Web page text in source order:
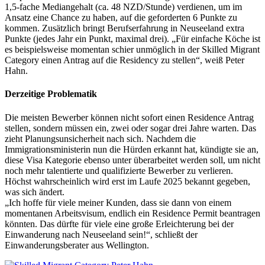
1,5-fache Mediangehalt (ca. 48 NZD/Stunde) verdienen, um im
Ansatz eine Chance zu haben, auf die geforderten 6 Punkte zu
kommen. Zusätzlich bringt Berufserfahrung in Neuseeland extra
Punkte (jedes Jahr ein Punkt, maximal drei). „Für einfache Köche ist
es beispielsweise momentan schier unmöglich in der Skilled Migrant
Category einen Antrag auf die Residency zu stellen“, weiß Peter
Hahn.
Derzeitige Problematik
Die meisten Bewerber können nicht sofort einen Residence Antrag
stellen, sondern müssen ein, zwei oder sogar drei Jahre warten. Das
zieht Planungsunsicherheit nach sich. Nachdem die
Immigrationsministerin nun die Hürden erkannt hat, kündigte sie an,
diese Visa Kategorie ebenso unter überarbeitet werden soll, um nicht
noch mehr talentierte und qualifizierte Bewerber zu verlieren.
Höchst wahrscheinlich wird erst im Laufe 2025 bekannt gegeben,
was sich ändert.
„Ich hoffe für viele meiner Kunden, dass sie dann von einem
momentanen Arbeitsvisum, endlich ein Residence Permit beantragen
könnten. Das dürfte für viele eine große Erleichterung bei der
Einwanderung nach Neuseeland sein!“, schließt der
Einwanderungsberater aus Wellington.